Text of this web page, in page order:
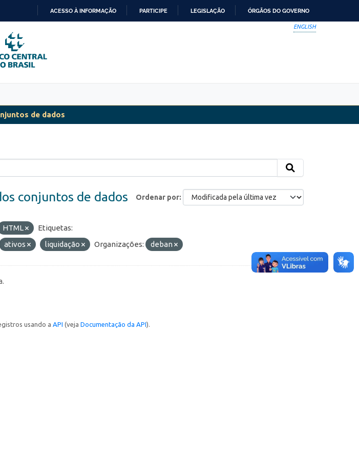
PARA
O
CONTEÚDO
ACESSO À INFORMAÇÃO PARTICIPE LEGISLAÇÃO ÓRGÃOS DO GOVERNO
ENGLISH
de dados
Ordenar por
conjuntos de dados
HTML
Etiquetas:
ativos liquidação Organizações: deban
usando a API (veja Documentação da API).